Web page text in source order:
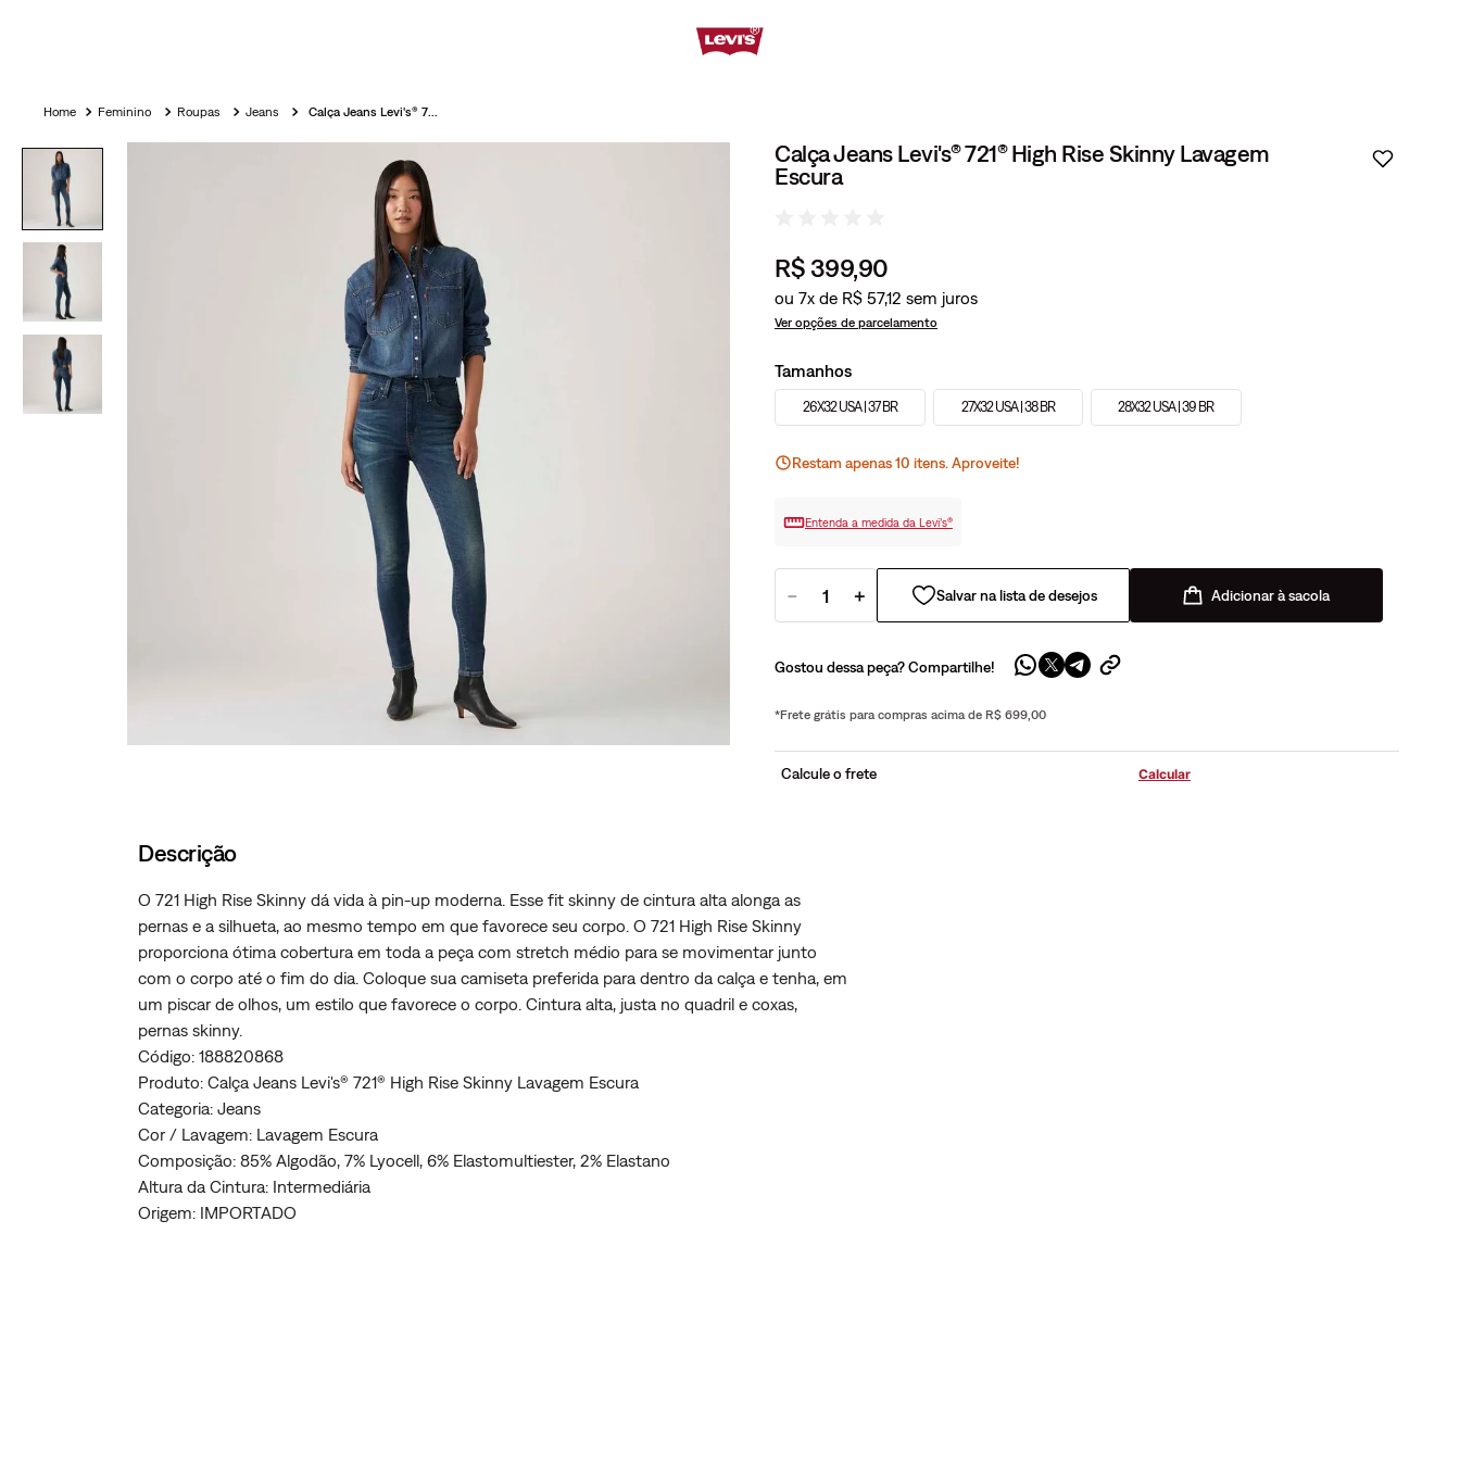
Feminino Roupas Jeans Calça Jeans Levi's® 721® High Rise Skinny Lavagem Escura
Calça Jeans Levi's® 721® High Rise Skinny Lavagem
Escura
R$ 399,90
ou 7x de R$ 57,12
Ver opções de parcelamento
Tamanhos
26X32 USA | 37 BR 27X32 USA | 38 BR 28X32 USA | 39 BR
Restam apenas10 itens. Aproveite!
Entenda a medida da Levi’s®
＋
－ Adicionar à sacola
Gostou dessa peça? Compartilhe!
*Frete grátis para compras acima de R$ 699,00
Calcule o frete
Descrição
O 721 High Rise Skinny dá vida à pin-up moderna. Esse fit skinny de cintura alta alonga as
pernas e a silhueta, ao mesmo tempo em que favorece seu corpo. O 721 High Rise Skinny
proporciona ótima cobertura em toda a peça com stretch médio para se movimentar junto
com o corpo até o fim do dia. Coloque sua camiseta preferida para dentro da calça e tenha, em
um piscar de olhos, um estilo que favorece o corpo. Cintura alta, justa no quadril e coxas,
pernas skinny.
Código: 188820868
Produto: Calça Jeans Levi's® 721® High Rise Skinny Lavagem Escura
Categoria: Jeans
Cor / Lavagem: Lavagem Escura
Composição: 85% Algodão, 7% Lyocell, 6% Elastomultiester, 2% Elastano
Altura da Cintura: Intermediária
Origem: IMPORTADO